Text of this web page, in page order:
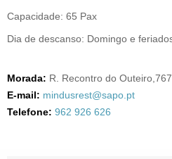
Capacidade: 65 Pax
Dia de descanso: Domingo e
Morada: R. Recontro do
E-mail: mindusrest@sapo.pt
Telefone: 962 926 626